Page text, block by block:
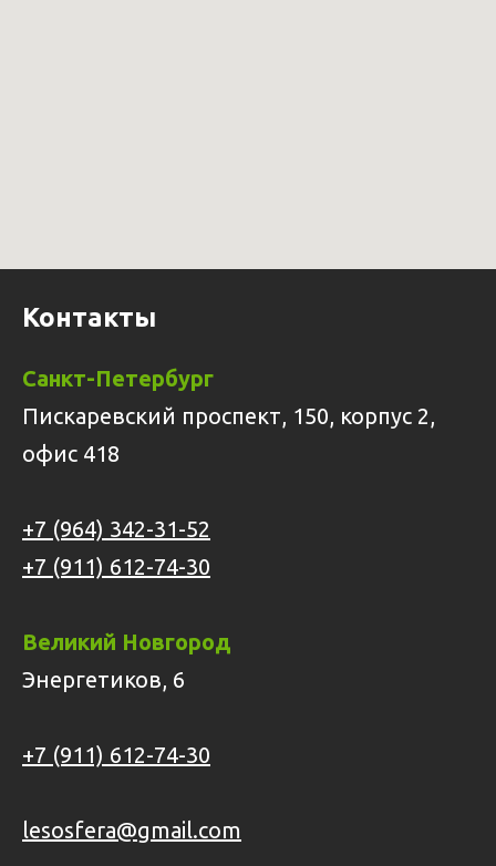
Контакты
Санкт-Петербург
Пискаревский проспект, 150, корпус 2,
офис 418
+7 (964) 342-31-52
+7 (911) 612-74-30
Великий Новгород
Энергетиков, 6
+7 (911) 612-74-30
lesosfera@gmail.com